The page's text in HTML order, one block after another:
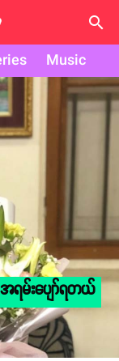
search
Music
ရမ်းပျော်ရတယ်